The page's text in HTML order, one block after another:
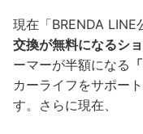
現在「BRENDA LINE
交換が無料になるショ
ーマーが半額になる
カーライフをサポー
す。さらに現在、